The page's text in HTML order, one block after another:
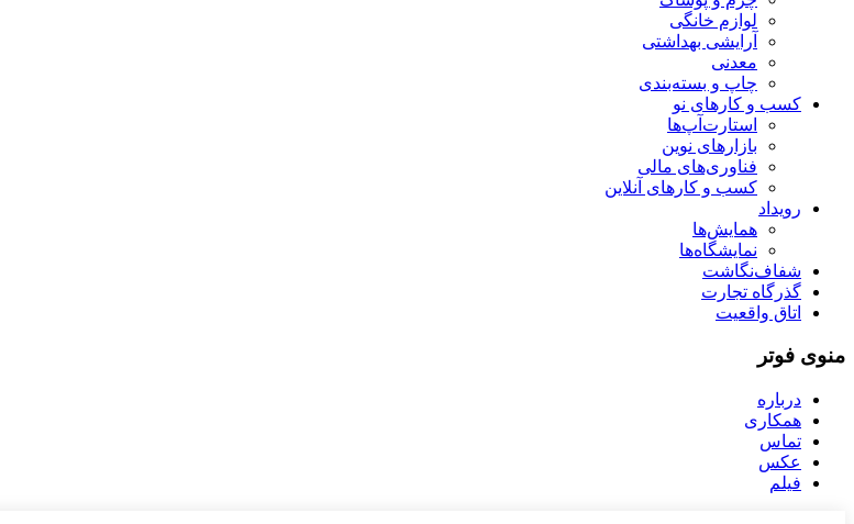
لوازم خانگی
آرایشی بهداشتی
معدنی
چاپ و بسته‌بندی
کسب و کارهای نو
استارت‌آپ‌ها
بازارهای نوین
فناوری‌های مالی
کسب و کارهای آنلاین
رویداد
همایش‌ها
نمایشگاه‌ها
شفاف‌نگاشت
گذرگاه تجارت
اتاق واقعیت
منوی فوتر
درباره
همکاری
تماس
عکس
فیلم